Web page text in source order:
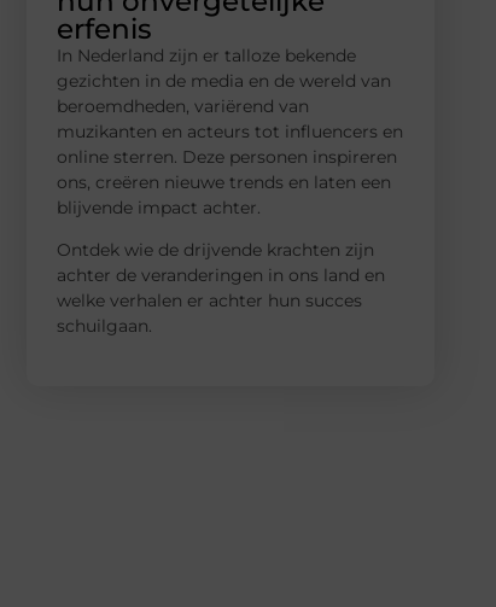
erfenis
In Nederland zijn er talloze bekende
gezichten in de media en de wereld van
beroemdheden, variërend van
muzikanten en acteurs tot influencers en
online sterren. Deze personen inspireren
ons, creëren nieuwe trends en laten een
blijvende impact achter.
Ontdek wie de drijvende krachten zijn
achter de veranderingen in ons land en
welke verhalen er achter hun succes
schuilgaan.